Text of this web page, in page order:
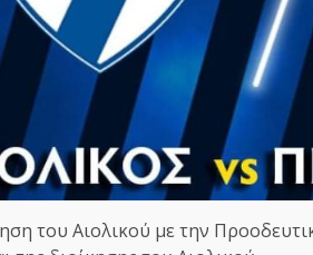
του Αιολικού με την